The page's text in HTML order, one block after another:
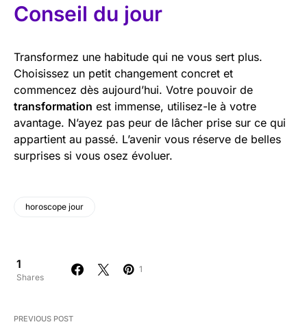
Conseil du jour
Transformez une habitude qui ne vous sert plus.
Choisissez un petit changement concret et
commencez dès aujourd’hui. Votre pouvoir de
transformation est immense, utilisez-le à votre
avantage. N’ayez pas peur de lâcher prise sur ce qui
appartient au passé. L’avenir vous réserve de belles
surprises si vous osez évoluer.
horoscope jour
1
Shares
1
PREVIOUS POST